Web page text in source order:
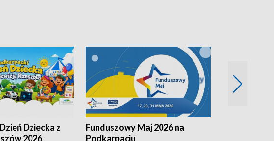
Dziecka z
2026
Funduszowy Maj 2026 na
Podkarpaciu